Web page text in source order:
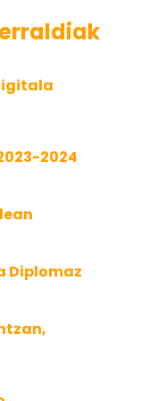
2024
Diplomaz